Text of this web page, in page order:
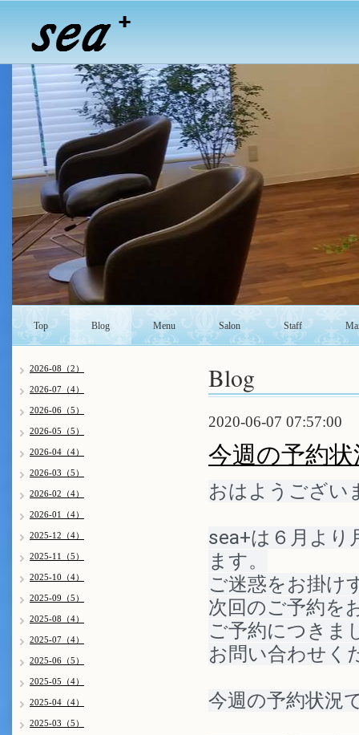
Top Blog Menu Salon Staff
Blog
2020-06-07 07:57:00
今週の予約
おはようござい
sea+は６月より
ます。
ご迷惑をお掛け
次回のご予約を
ご予約につきま
お問い合わせく
今週の予約状況
2026-08（2）
2026-07（4）
2026-06（5）
2026-05（5）
2026-04（4）
2026-03（5）
2026-02（4）
2026-01（4）
2025-12（4）
2025-11（5）
2025-10（4）
2025-09（5）
2025-08（4）
2025-07（4）
2025-06（5）
2025-05（4）
2025-04（4）
2025-03（5）